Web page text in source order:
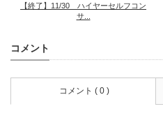
【終了】11/30 ハイヤーセルフコン
サ...
コメント
コメント ( 0 )